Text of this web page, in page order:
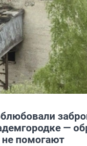
—
не помогают